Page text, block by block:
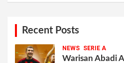
Recent Posts
NEWS SERIE A
Warisan Abadi